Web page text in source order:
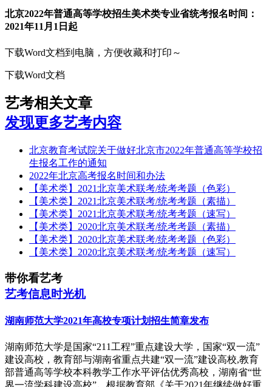
北京2022年普通高等学校招生美术类专业省统考报名时间：
2021年11月1日起
下载Word文档到电脑，方便收藏和打印～
下载Word文档
艺考相关文章
发现更多艺考内容
北京教育考试院关于做好北京市2022年普通高等学校招
生报名工作的通知
2022年北京高考报名时间和办法
【美术类】2021北京美术联考/统考考题（色彩）
【美术类】2021北京美术联考/统考考题（素描）
【美术类】2021北京美术联考/统考考题（速写）
【美术类】2020北京美术联考/统考考题（素描）
【美术类】2020北京美术联考/统考考题（色彩）
【美术类】2020北京美术联考/统考考题（速写）
带你看艺考
艺考信息时光机
湖南师范大学2021年高校专项计划招生简章发布
湖南师范大学是国家“211工程”重点建设大学，国家“双一流”
建设高校，教育部与湖南省重点共建“双一流”建设高校,教育
部普通高等学校本科教学工作水平评估优秀高校，湖南省“世
界一流学科建设高校”。根据教育部《关于2021年继续做好重